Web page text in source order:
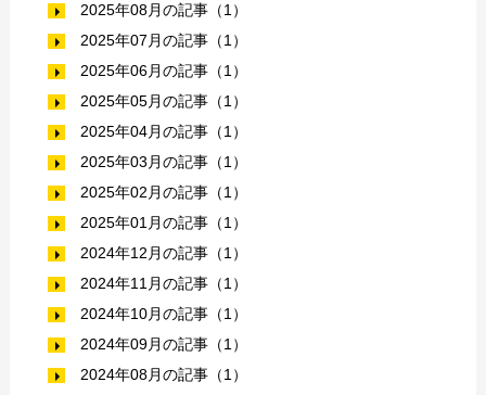
2025年08月の記事（1）
2025年07月の記事（1）
2025年06月の記事（1）
2025年05月の記事（1）
2025年04月の記事（1）
2025年03月の記事（1）
2025年02月の記事（1）
2025年01月の記事（1）
2024年12月の記事（1）
2024年11月の記事（1）
2024年10月の記事（1）
2024年09月の記事（1）
2024年08月の記事（1）